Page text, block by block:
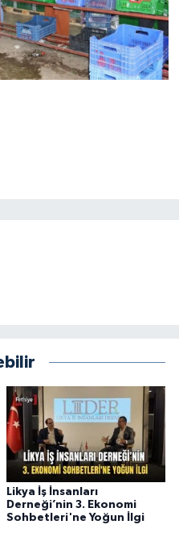
Likya İş İnsanları
Derneği’nin 3. Ekonomi
Sohbetleri'ne Yoğun İlgi